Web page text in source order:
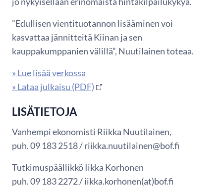
”Edullisen vientituotannon lisääminen voi
kasvattaa jännitteitä Kiinan ja sen
kauppakumppanien välillä”, Nuutilainen toteaa.
» Lue lisää verkossa
» Lataa julkaisu (PDF)
LISÄTIETOJA
Vanhempi ekonomisti Riikka Nuutilainen,
puh. 09 183 2518 / riikka.nuutilainen@bof.fi
Tutkimuspäällikkö Iikka Korhonen
puh. 09 183 2272 / iikka.korhonen(at)bof.fi